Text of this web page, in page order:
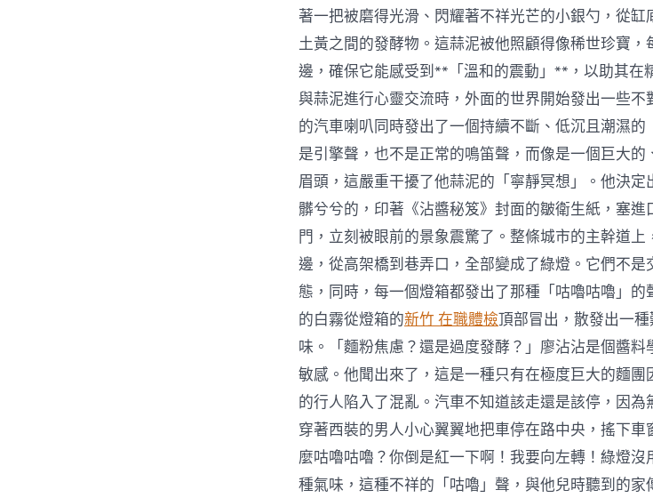
著一把被磨得光滑、閃耀著不祥光芒的小銀勺，從
土黃之間的發酵物。這蒜泥被他照顧得像稀世珍寶
邊，確保它能感受到**「溫和的震動」**，以助其在
與蒜泥進行心靈交流時，外面的世界開始發出一些
的汽車喇叭同時發出了一個持續不斷、低沉且潮
是引擎聲，也不是正常的鳴笛聲，而像是一個巨大
眉頭，這嚴重干擾了他蒜泥的「寧靜冥想」。他決
髒兮兮的，印著《沾醬秘笈》封面的皺衛生紙，塞
門，立刻被眼前的景象震驚了。整條城市的主幹道
邊，從高架橋到巷弄口，全部變成了綠燈。它們不
態，同時，每一個燈箱都發出了那種「咕嚕咕嚕」
的白霧從燈箱的新竹 在職體檢頂部冒出，散發出一
味。「麵粉焦慮？還是過度發酵？」廖沾沾是個醬
敏感。他聞出來了，這是一種只有在極度巨大的麵
的行人陷入了混亂。汽車不知道該走還是該停，因
穿著西裝的男人小心翼翼地把車停在路中央，搖下
麼咕嚕咕嚕？你倒是紅一下啊！我要向左轉！綠燈
種氣味，這種不祥的「咕嚕」聲，與他兒時聽到的